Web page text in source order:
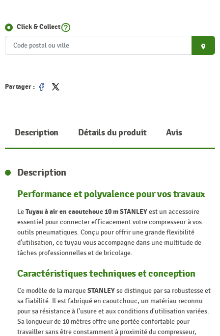
Click & Collecthelp_outline
place
Partager :
Partager
Tweet
Description Détails du produit Avis
Description
Performance et polyvalence pour vos travaux
LeTuyau à air en caoutchouc 10 m STANLEYest un accessoire
essentiel pour connecter efficacement votre compresseur à vos
outils pneumatiques. Conçu pour offrir une grande flexibilité
d'utilisation, ce tuyau vous accompagne dans une multitude de
tâches professionnelles et de bricolage.
Caractéristiques techniques et conception
Ce modèle de la marqueSTANLEYse distingue par sa robustesse et
sa fiabilité. Il est fabriqué en caoutchouc, un matériau reconnu
pour sa résistance à l'usure et aux conditions d'utilisation variées.
Sa longueur de 10 mètres offre une portée confortable pour
travailler sans être constamment à proximité du compresseur,